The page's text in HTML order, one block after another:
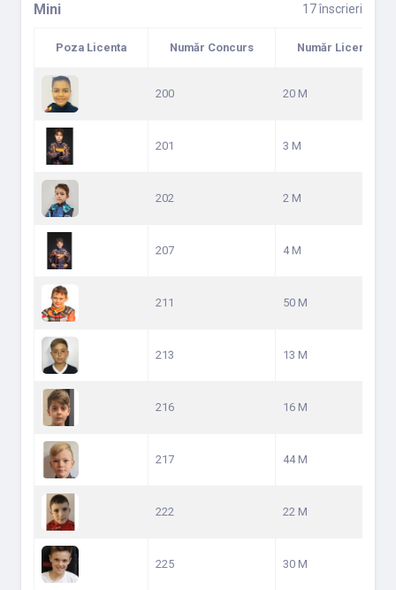
Mini 17 înscrieri
Poza Licenta Număr Concurs Număr Licență
200 20 M
201 3 M
202 2 M
207 4 M
211 50 M
213 13 M
216 16 M
217 44 M
222 22 M
225 30 M